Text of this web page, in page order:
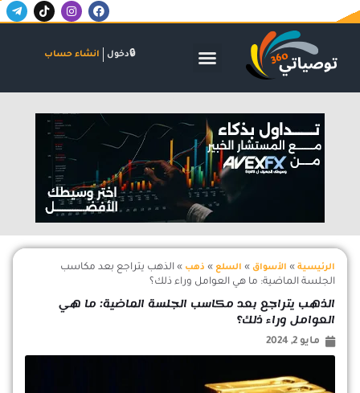
F
a
b
I
n
a
m
T
i
T
e
-
دخول انشاء حساب
الرئيسية » الأسواق » السلع » ذهب » الذهب يتراجع بعد مكاسب
الجلسة الماضية: ما هي العوامل وراء ذلك؟
الذهب يتراجع بعد مكاسب الجلسة الماضية: ما هي
العوامل وراء ذلك؟
مايو 2, 2024